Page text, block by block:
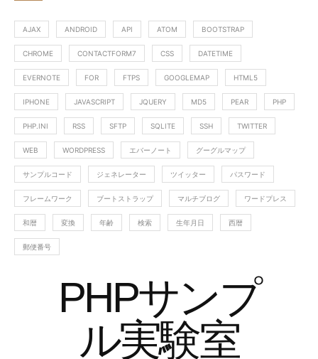
AJAX ANDROID API ATOM BOOTSTRAP
CHROME CONTACTFORM7 CSS DATETIME
EVERNOTE FOR FTPS GOOGLEMAP HTML5
IPHONE JAVASCRIPT JQUERY MD5 PEAR PHP
PHP.INI RSS SFTP SQLITE SSH TWITTER
WEB WORDPRESS エバーノート グーグルマップ
サンプルコード ジェネレーター ツイッター パスワード
フレームワーク ブートストラップ マルチブログ ワードプレス
和暦 変換 年齢 検索 生年月日 西暦
郵便番号
PHPサンプ
ル実験室